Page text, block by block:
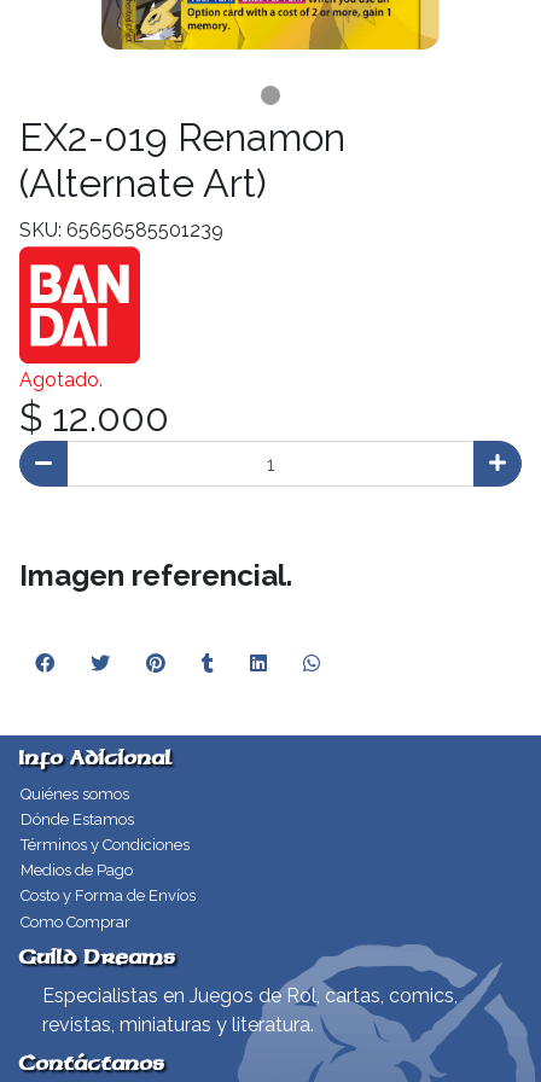
EX2-019 Renamon
(Alternate Art)
SKU: 65656585501239
Agotado.
$ 12.000
Imagen referencial.
Info Adicional
Quiénes somos
Dónde Estamos
Términos y Condiciones
Medios de Pago
Costo y Forma de Envíos
Como Comprar
Guild Dreams
Especialistas en Juegos de Rol, cartas, comics,
revistas, miniaturas y literatura.
Contáctanos